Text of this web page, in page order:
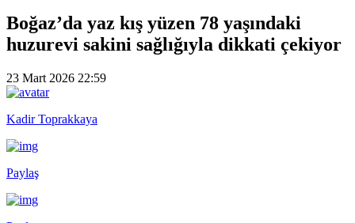
Boğaz’da yaz kış yüzen 78 yaşındaki
huzurevi sakini sağlığıyla dikkati çekiyor
23 Mart 2026 22:59
Kadir Toprakkaya
Paylaş